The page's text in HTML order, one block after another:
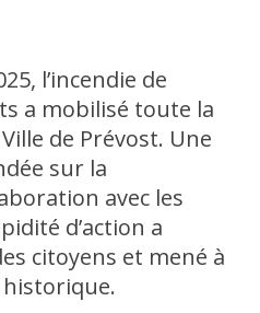
l’incendie de
a mobilisé toute la
de Prévost. Une
sur la
avec les
d’action a
citoyens et mené à